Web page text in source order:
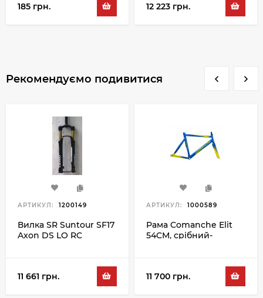
185 грн. 12 223 грн.
Рекомендуємо подивитися
АРТИКУЛ: 1200149
Вилка SR Suntour SF17
Axon DS LO RC
11 661 грн.
АРТИКУЛ: 1000589
Рама Comanche Elit
54CM, срібний-
11 700 грн.